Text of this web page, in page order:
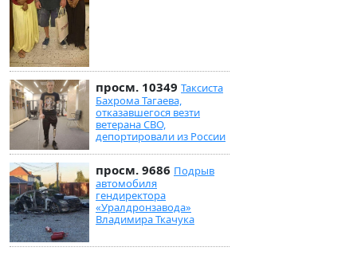
просм. 10349 Таксиста
Бахрома Тагаева,
отказавшегося везти
ветерана СВО,
депортировали из России
просм. 9686 Подрыв
автомобиля
гендиректора
«Уралдронзавода»
Владимира Ткачука